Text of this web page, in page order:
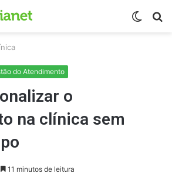
Switch
do Atendimento
o
na clínica sem
11 minutos de leitura